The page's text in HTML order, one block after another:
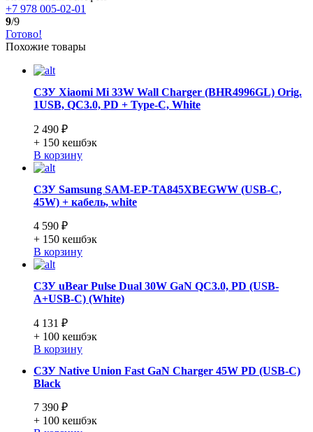
+7 978 005-02-01
9/9
Готово!
Похожие товары
СЗУ Xiaomi Mi 33W Wall Charger (BHR4996GL) Orig.
1USB, QC3.0, PD + Type-C, White
2 490 ₽
+ 150 кешбэк
В корзину
СЗУ Samsung SAM-EP-TA845XBEGWW (USB-C,
45W) + кабель, white
4 590 ₽
+ 150 кешбэк
В корзину
СЗУ uBear Pulse Dual 30W GaN QC3.0, PD (USB-
A+USB-C) (White)
4 131 ₽
+ 100 кешбэк
В корзину
СЗУ Native Union Fast GaN Charger 45W PD (USB-C)
Black
7 390 ₽
+ 100 кешбэк